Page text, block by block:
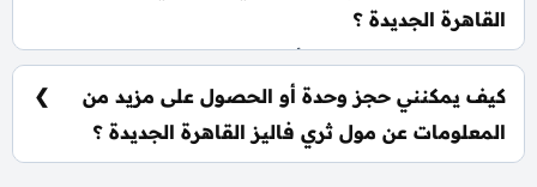
القاهرة الجديدة ؟
يتم تسليم الوحدات خلال أربع سنوات من تاريخ التعاقد.
كيف يمكنني حجز وحدة أو الحصول على مزيد من
المعلومات عن مول ثري فاليز القاهرة الجديدة ؟